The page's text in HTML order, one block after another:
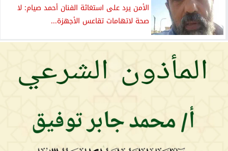
الأمن يرد على استغاثة الفنان أحمد صيام: لا
صحة لاتهامات تقاعس الأجهزة...